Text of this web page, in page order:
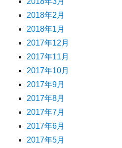
2018年2月
2018年1月
2017年12月
2017年11月
2017年10月
2017年9月
2017年8月
2017年7月
2017年6月
2017年5月